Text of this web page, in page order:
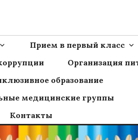
Прием в первый класс
Организация
образование
медицинские группы
Контакты